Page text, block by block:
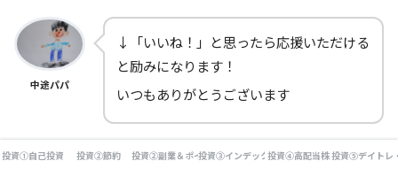
中途パパ
↓「いいね！」と思ったら応援いただける
と励みになります！
いつもありがとうございます
投資①自己投資 投資②節約 投資②副業＆ポイ活投資③インデックス投資投資④高配当株投資⑤デイトレ